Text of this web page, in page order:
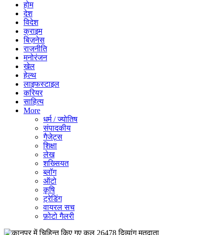
होम
देश
विदेश
क्राइम
बिज़नेस
राजनीति
मनोरंजन
खेल
हेल्थ
लाइफस्टाइल
करियर
साहित्य
More
धर्म / ज्योतिष
संपादकीय
गैजेट्स
शिक्षा
लेख
शख्सियत
ब्लॉग
ऑटो
कृषि
ट्रेडिंग
वायरल सच
फ़ोटो गैलरी